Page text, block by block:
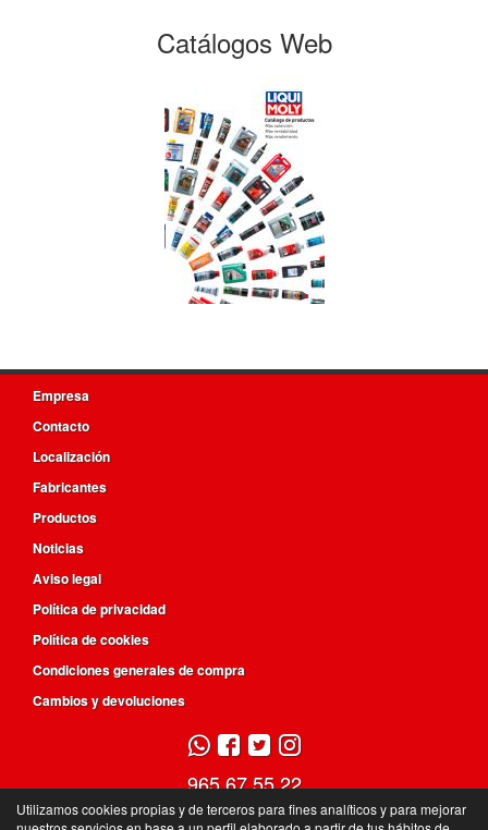
Catálogos Web
Empresa
Contacto
Localización
Fabricantes
Productos
Noticias
Aviso legal
Política de privacidad
Política de cookies
Condiciones generales de compra
Cambios y devoluciones
965 67 55 22
687 492 392
Utilizamos cookies propias y de terceros para fines analíticos y para mejorar